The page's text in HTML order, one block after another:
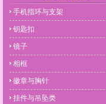
手机指环与支架
钥匙扣
镜子
相框
徽章与胸针
挂件与吊坠类